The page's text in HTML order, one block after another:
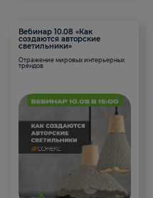
Вебинар 10.08 «Как
создаются авторские
светильники»
Отражение мировых интерьерных
трендов